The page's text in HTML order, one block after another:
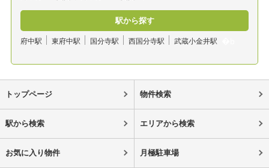
駅から探す
府中駅 東府中駅 国分寺駅 西国分寺駅 武蔵小金井駅
トップページ 物件検索
駅から検索 エリアから検索
お気に入り物件 月極駐車場